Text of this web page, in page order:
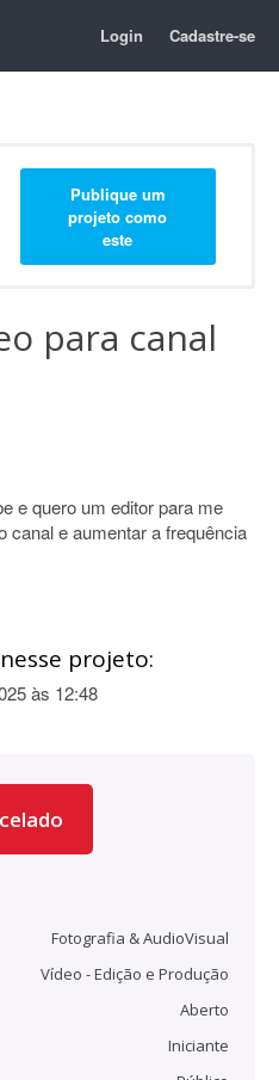
Login Cadastre-se
Publique um
projeto como
este
para canal
e quero um editor para me
canal e aumentar a frequência
projeto:
às 12:48
Fotografia & AudioVisual
Vídeo - Edição e Produção
Aberto
Iniciante